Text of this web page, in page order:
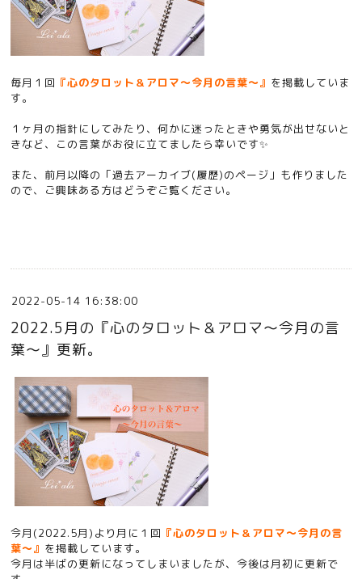
毎月１回 『心のタロット＆アロマ〜今月の言葉〜』 を掲載していま
す。
１ヶ月の指針にしてみたり、何かに迷ったときや勇気が出せないと
きなど、この言葉がお役に立てましたら幸いです✨
また、前月以降の「過去アーカイブ(履歴)のページ 」も作りました
ので、ご興味ある方はどうぞご覧ください。
2022-05-14 16:38:00
2022.5月の『心のタロット＆アロマ〜今月の言
葉〜』更新。
今月(2022.5月)より月に１回 『心のタロット＆アロマ〜今月の言
葉〜』 を掲載しています。
今月は半ばの更新になってしまいましたが、今後は月初に更新で